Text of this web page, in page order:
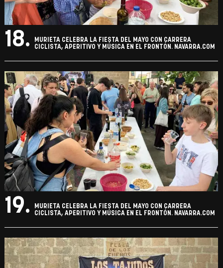
18.
MURIETA CELEBRA LA FIESTA DEL MAYO CON CARRERA
CICLISTA, APERITIVO Y MÚSICA EN EL FRONTÓN. NAVARRA.COM
19.
MURIETA CELEBRA LA FIESTA DEL MAYO CON CARRERA
CICLISTA, APERITIVO Y MÚSICA EN EL FRONTÓN. NAVARRA.COM